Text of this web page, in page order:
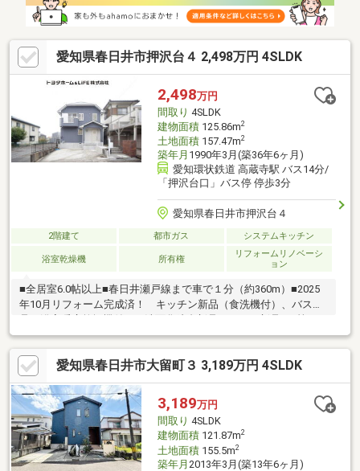
愛知県春日井市押沢台４ 2,498万円 4SLDK
2,498万円
間取り 4SLDK
建物面積125.86m2
土地面積157.47m2
築年月 1990年3月(築36年6ヶ月)
愛知環状鉄道 高蔵寺駅 バス14分/
「押沢台口」バス停 停歩3分
愛知県春日井市押沢台４
2階建て 都市ガス システムキッチン
浴室乾燥機 所有権
リフォームリノベーシ
ョン
■全居室6.0帖以上■春日井瀬戸線まで車で１分（約360m）■2025
年10月リフォーム完成済！ キッチン新品（食洗機付）、バス新
所）、給湯器新品、フロア材増張（一部CF）、玄関ドア新品、ク
ロス貼替、照明器具新品、 建具一部新品、畳表替・障子張替、
TVモニターホン新品、屋根・外壁塗装、内部塗装、白アリ防蟻工
事（5年保証）、ハウスクリーニング※給排水管は既存です。※防
蟻工事の保証期間は工事完了日より5 年間です。※その他法令制
限：宅地造成及び特定盛土等規制法・立地適正化計画・重要土地
等調査法
愛知県春日井市大留町３ 3,189万円 4SLDK
3,189万円
間取り 4SLDK
建物面積121.87m2
土地面積155.5m2
築年月 2013年3月(築13年6ヶ月)